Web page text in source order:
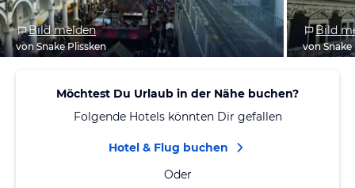
Bild melden
von Snake Plissken
Bild
von Snake
Möchtest Du Urlaub in der Nähe buchen?
Folgende Hotels könnten Dir gefallen
Hotel & Flug buchen
Oder